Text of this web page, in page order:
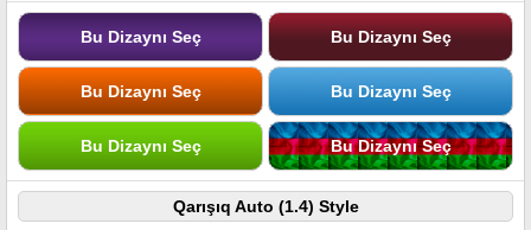
Bu Dizaynı Seç Bu Dizaynı Seç
Bu Dizaynı Seç Bu Dizaynı Seç
Bu Dizaynı Seç Bu Dizaynı Seç
Qarışıq Auto (1.4) Style